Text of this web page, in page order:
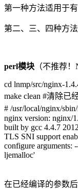
第一种方法适用于
第二、三、四种方
perl模块 （不推荐
cd lnmp/src/nginx-
make clean #清除已
# /usr/local/nginx/
nginx version: nginx/
built by gcc 4.4.7
TLS SNI support
configure arguments:
ljemalloc'
在已经编译的参数后